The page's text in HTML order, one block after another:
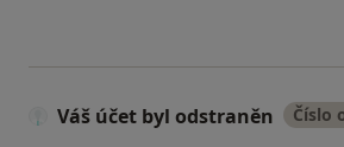
Váš účet byl odstraněn Číslo